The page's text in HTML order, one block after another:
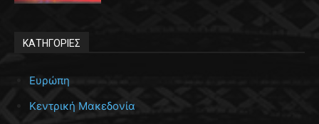
ΚΑΤΗΓΟΡΙΕΣ
Ευρώπη
Κεντρική Μακεδονία